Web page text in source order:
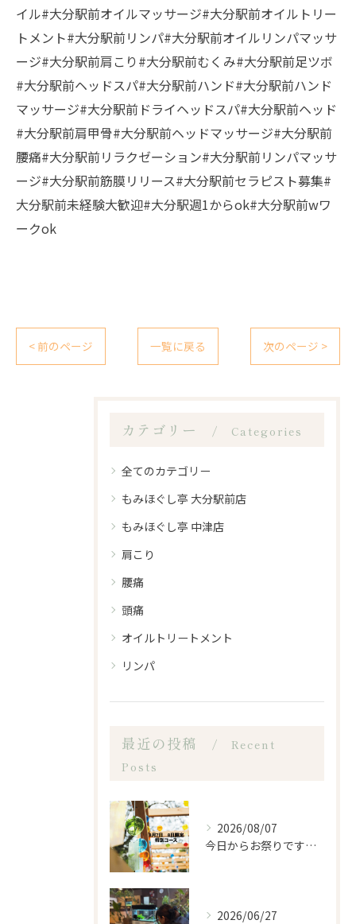
イル#大分駅前オイルマッサージ#大分駅前オイルトリー
トメント#大分駅前リンパ#大分駅前オイルリンパマッサ
ージ#大分駅前肩こり#大分駅前むくみ#大分駅前足ツボ
#大分駅前ヘッドスパ#大分駅前ハンド#大分駅前ハンド
マッサージ#大分駅前ドライヘッドスパ#大分駅前ヘッド
#大分駅前肩甲骨#大分駅前ヘッドマッサージ#大分駅前
腰痛#大分駅前リラクゼーション#大分駅前リンパマッサ
ージ#大分駅前筋膜リリース#大分駅前セラピスト募集#
大分駅前未経験大歓迎#大分駅週1からok#大分駅前wワ
ークok
< 前のページ 一覧に戻る 次のページ >
カテゴリー Categories
全てのカテゴリー
もみほぐし亭 大分駅前店
もみほぐし亭 中津店
肩こり
腰痛
頭痛
オイルトリートメント
リンパ
最近の投稿
Recent
Posts
2026/08/07
今日からお祭りですね！
2026/06/27